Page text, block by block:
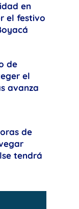
en
el festivo
de
el
avanza
de
tendrá